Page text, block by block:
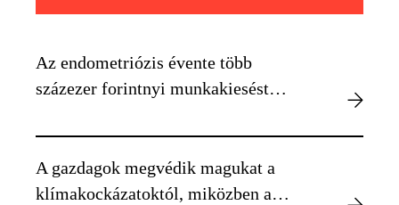
Az endometriózis évente több
százezer forintnyi munkakiesést
A gazdagok megvédik magukat a
klímakockázatoktól, miközben a